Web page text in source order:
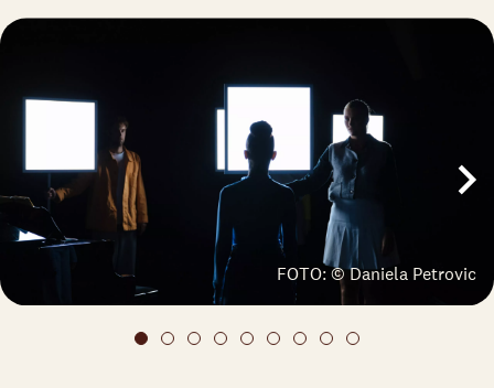
FOTO: © Daniela Petrovic